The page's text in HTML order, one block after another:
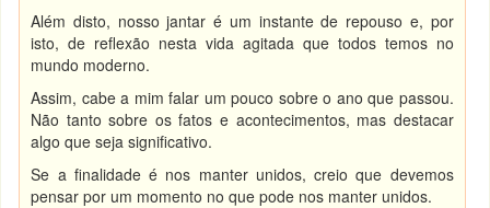
Além disto, nosso jantar é um instante de repouso e, por
isto, de reflexão nesta vida agitada que todos temos no
mundo moderno.
Assim, cabe a mim falar um pouco sobre o ano que passou.
Não tanto sobre os fatos e acontecimentos, mas destacar
algo que seja significativo.
Se a finalidade é nos manter unidos, creio que devemos
pensar por um momento no que pode nos manter unidos.